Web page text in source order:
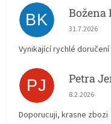
BK Božena
Hodnocení
31.7.2026
Vynikající rychlé doručení
PJ Petra
Hodnocení
8.2.2026
Doporucuji, krasne zbozi